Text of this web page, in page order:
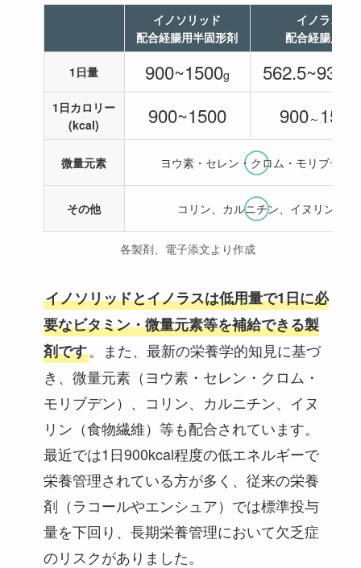
イノソリッド
配合経腸用半固形剤
イノラス
配合経腸用液
1日量 900~1500g 562.5~937.5
1日カロリー
(kcal)
900~1500 900～ 1500
微量元素 ヨウ素・セレン・クロム・モリブデン
その他 コリン、カルニチン、イヌリン
各製剤、電子添文より作成
イノソリッドとイノラスは低用量で1日に必
要なビタミン・微量元素等を補給できる製
剤です。また、最新の栄養学的知見に基づ
き、微量元素（ヨウ素・セレン・クロム・
モリブデン）、コリン、カルニチン、イヌ
リン（食物繊維）等も配合されています。
最近では1日900kcal程度の低エネルギーで
栄養管理されている方が多く、従来の栄養
剤（ラコールやエンシュア）では標準投与
量を下回り、長期栄養管理において欠乏症
のリスクがありました。